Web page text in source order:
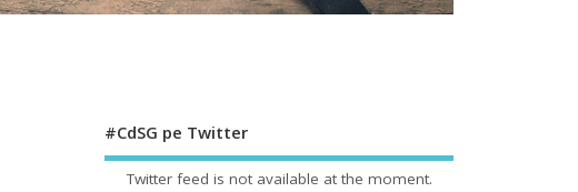
#CdSG pe Twitter
Twitter feed is not available at the moment.